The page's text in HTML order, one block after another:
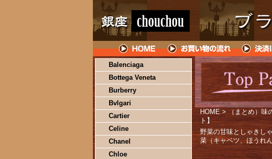
Balenciaga
Bottega Veneta
Burberry
Bvlgari
Cartier
Celine
Chanel
Chloe
HOME > （まとめ）味
ト】
野菜の甘味としゃきし
菜（キャベツ、ほうれ